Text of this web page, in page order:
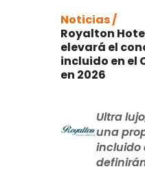
Noticias /
Royalton
elevará el
incluido en el
en 2026
Ultra
una
incluido